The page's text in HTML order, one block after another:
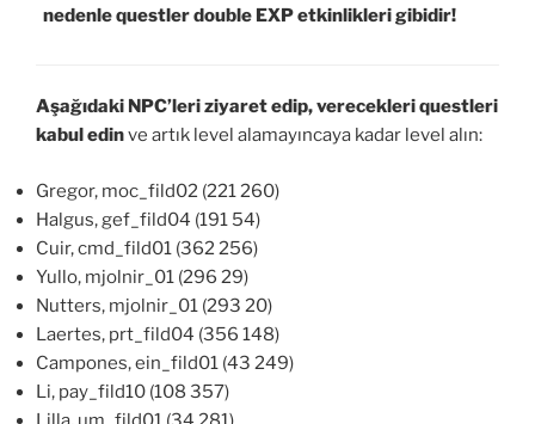
nedenle questler double EXP etkinlikleri gibidir!
Aşağıdaki NPC’leri ziyaret edip, verecekleri questleri
kabul edinve artık level alamayıncaya kadar level alın:
Gregor, moc_fild02 (221 260)
Halgus, gef_fild04 (191 54)
Cuir, cmd_fild01 (362 256)
Yullo, mjolnir_01 (296 29)
Nutters, mjolnir_01 (293 20)
Laertes, prt_fild04 (356 148)
Campones, ein_fild01 (43 249)
Li, pay_fild10 (108 357)